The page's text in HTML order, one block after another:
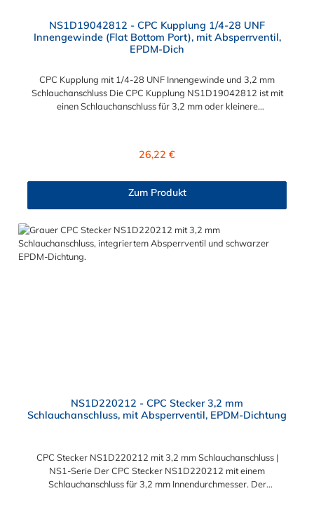
NS1D19042812 - CPC Kupplung 1/4-28 UNF
Innengewinde (Flat Bottom Port), mit Absperrventil,
EPDM-Dich
CPC Kupplung mit 1/4-28 UNF Innengewinde und 3,2 mm
Schlauchanschluss Die CPC Kupplung NS1D19042812 ist mit
einen Schlauchanschluss für 3,2 mm oder kleinere
Dichtring ist aus EPDM gefertigt. Das Verbindungsstück zum
Kupplung mit allen Steckern der CPC NS1- Serie kombinieren.
Regulärer Preis:
26,22 €
Zum Produkt
NS1D220212 - CPC Stecker 3,2 mm
Schlauchanschluss, mit Absperrventil, EPDM-Dichtung
CPC Stecker NS1D220212 mit 3,2 mm Schlauchanschluss |
NS1-Serie Der CPC Stecker NS1D220212 mit einem
Schlauchanschluss für 3,2 mm Innendurchmesser. Der